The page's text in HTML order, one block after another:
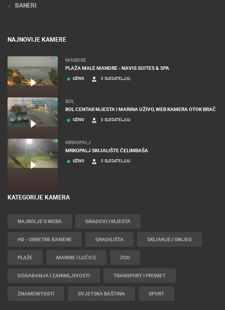
BANERI
NAJNOVIJE KAMERE
MANDRE
PLAŽA MALE MANDRE - NAVIS SUITES & SPA
UŽIVO 0 GLEDATELJ(A)
BOL
BOL CENTAR MJESTA I MARINA UŽIVO, WEB KAMERA OTOK BRAČ
UŽIVO 0 GLEDATELJ(A)
MRKOPALJ
MRKOPALJ SKIJALIŠTE ČELIMBAŠA
UŽIVO 0 GLEDATELJ(A)
KATEGORIJE KAMERA
NAJBOLJE S WEBA GRADOVI I MJESTA
HD - OKRETNE KAMERE GRADILIŠTA SKIJANJE I SNIJEG
PLAŽE MARINE I LUČICE ZOO
DOGAĐANJA I ZANIMLJIVOSTI TRANSPORT I PROMET
ZNAMENITOSTI SVJETSKA BAŠTINA SPORT